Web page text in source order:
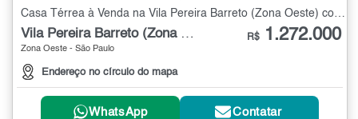
Casa Térrea à Venda na Vila Pereira Barreto (Zona Oeste) com 3 quartos
Vila Pereira Barreto (Zona Oeste)
Zona Oeste - São Paulo
Endereço no círculo do mapa
R$ 1.272.000
WhatsApp Contatar